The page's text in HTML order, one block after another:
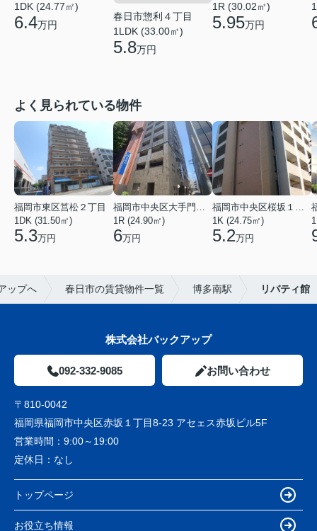
1DK (24.77㎡)
6.4万円
春日市惣利４丁目
1LDK (33.00㎡)
5.8万円
1R (30.02㎡)
5.95万円
よく見られている物件
福岡市東区筥松２丁目
1DK (31.50㎡)
5.3万円
福岡市中央区大手門３丁目
1R (24.90㎡)
6万円
福岡市中央区桜坂１丁目
1K (24.75㎡)
5.2万円
ップへ 春日市の賃貸物件一覧 博多南駅 リバティ館
株式会社バックアップ
092-332-9085 お問い合わせ
〒810-0042
福岡県福岡市中央区赤坂１丁目8-23 アセェス赤坂ビル5F
営業時間： 9:00～19:00
定休日： なし
トップページ
お役立ち情報